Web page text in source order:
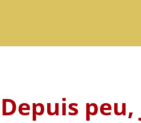
Depuis peu,